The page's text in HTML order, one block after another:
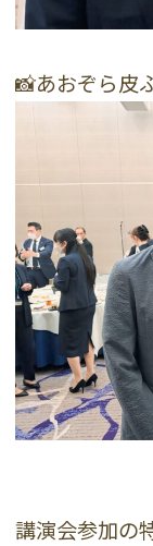
📸あおぞら
講演会参加の